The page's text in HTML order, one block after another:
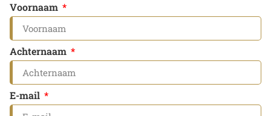
Voornaam
Achternaam
E-mail